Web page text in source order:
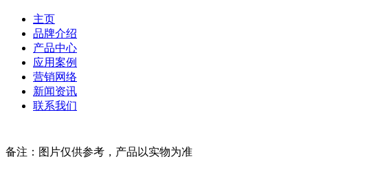
主页
品牌介绍
产品中心
应用案例
营销网络
新闻资讯
联系我们
备注：图片仅供参考，产品以实物为准